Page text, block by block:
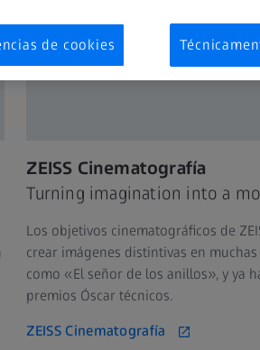
ZEISS Cinematografía
Turning imagination into a
Los objetivos cinematográficos de
crear imágenes distintivas en
como «El señor de los anillos», y ya
premios Óscar técnicos.
ZEISS Cinematografía
de cookies